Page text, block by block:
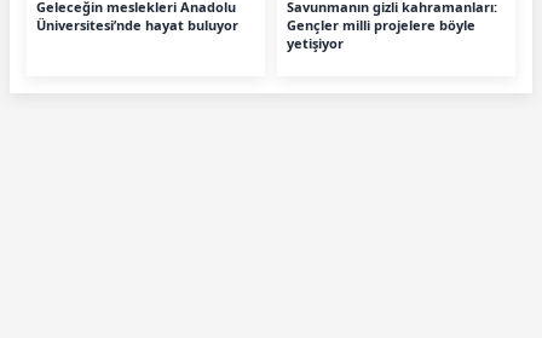
Geleceğin meslekleri Anadolu
Üniversitesi’nde hayat buluyor
Savunmanın gizli kahramanları:
Gençler milli projelere böyle
yetişiyor